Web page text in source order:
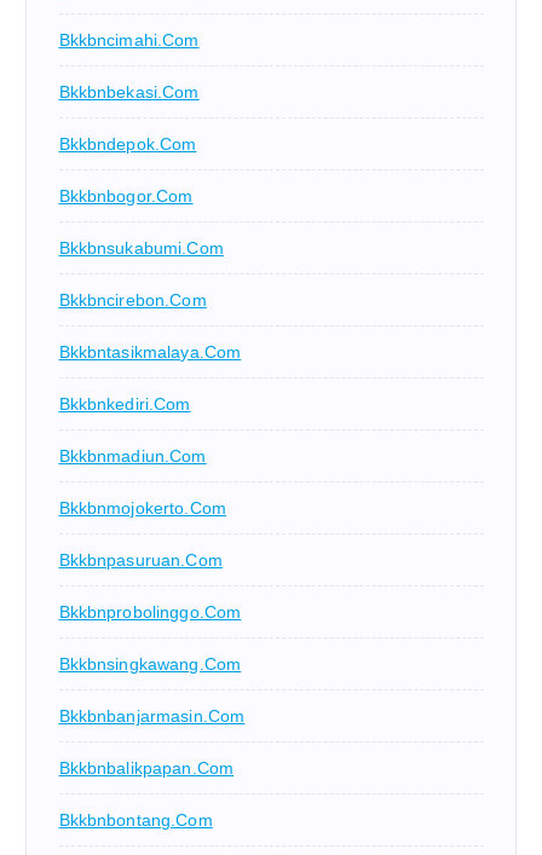
Bkkbncimahi.com
Bkkbnbekasi.com
Bkkbndepok.com
Bkkbnbogor.com
Bkkbnsukabumi.com
Bkkbncirebon.com
Bkkbntasikmalaya.com
Bkkbnkediri.com
Bkkbnmadiun.com
Bkkbnmojokerto.com
Bkkbnpasuruan.com
Bkkbnprobolinggo.com
Bkkbnsingkawang.com
Bkkbnbanjarmasin.com
Bkkbnbalikpapan.com
Bkkbnbontang.com